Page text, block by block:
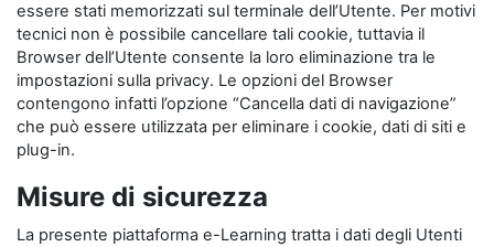
essere stati memorizzati sul terminale dell’Utente. Per motivi
tecnici non è possibile cancellare tali cookie, tuttavia il
Browser dell’Utente consente la loro eliminazione tra le
impostazioni sulla privacy. Le opzioni del Browser
contengono infatti l’opzione “Cancella dati di navigazione”
che può essere utilizzata per eliminare i cookie, dati di siti e
plug-in.
Misure di sicurezza
La presente piattaforma e-Learning tratta i dati degli Utenti